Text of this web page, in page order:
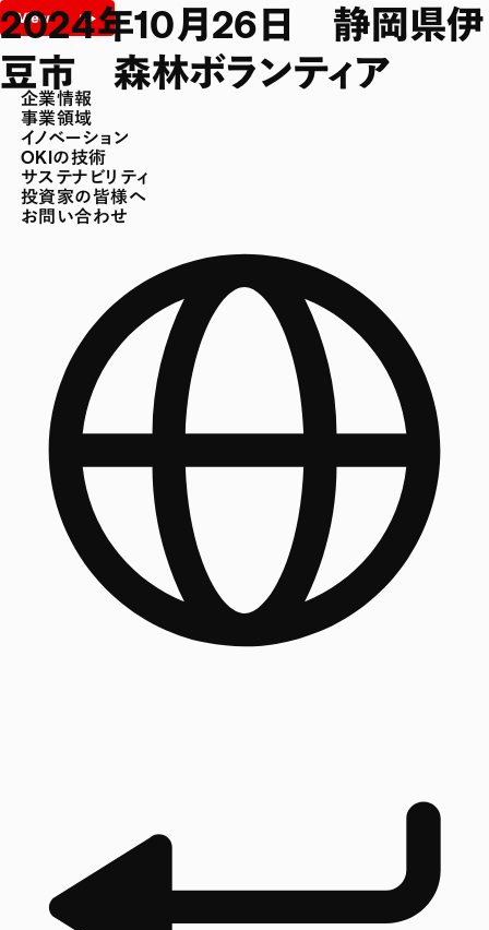
企業情報
事業領域
イノベーション
OKIの技術
サステナビリティ
投資家の皆様へ
お問い合わせ
2024年10月26日 静岡県伊
豆市 森林ボランティア